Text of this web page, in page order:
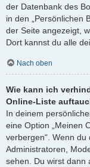
der Datenbank des
in den „Persönlichen
der Seite angezeigt,
Dort kannst du alle
Nach oben
Wie kann ich
Online-Liste
In deinem
eine Option „Meinen
verbergen“. Wenn
Administratoren,
sehen. Du wirst dann